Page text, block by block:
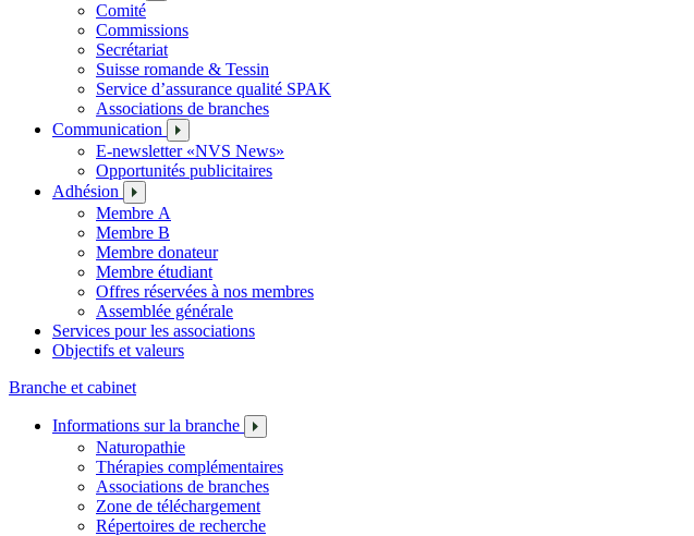
Comité
Commissions
Secrétariat
Suisse romande & Tessin
Service d’assurance qualité SPAK
Associations de branches
Communication
E-newsletter «NVS News»
Opportunités publicitaires
Adhésion
Membre A
Membre B
Membre donateur
Membre étudiant
Offres réservées à nos membres
Assemblée générale
Services pour les associations
Objectifs et valeurs
Branche et cabinet
Informations sur la branche
Naturopathie
Thérapies complémentaires
Associations de branches
Zone de téléchargement
Répertoires de recherche